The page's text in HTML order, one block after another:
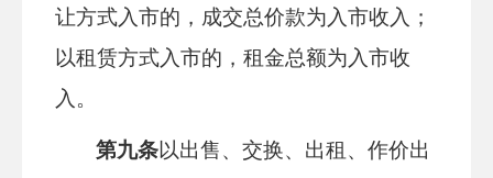
让方式入市的，成交总价款为入市收入；
以租赁方式入市的，租金总额为入市收
入。
第九条以出售、交换、出租、作价出